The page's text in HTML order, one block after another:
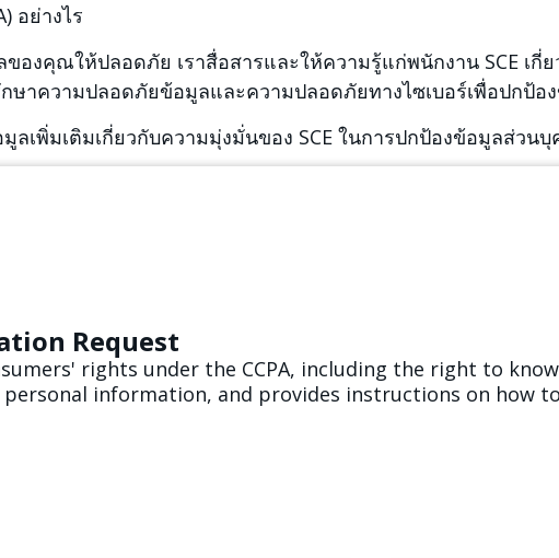
อย่างไร
องคุณให้ปลอดภัย เราสื่อสารและให้ความรู้แก่พนักงาน SCE เ
กษาความปลอดภัยข้อมูลและความปลอดภัยทางไซเบอร์เพื่อปกป้
ลเพิ่มเติมเกี่ยวกับความมุ่งมั่นของ SCE ในการปกป้องข้อมูลส่วนบุ
Request
rights under the CCPA, including the right to
information, and provides instructions on how